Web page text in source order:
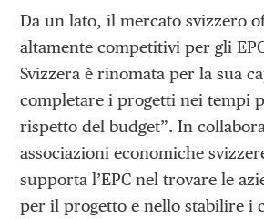
Da un lato, il mercato svizzero
altamente competitivi per gli
Svizzera è rinomata per la sua
completare i progetti nei tempi
rispetto del budget”. In
associazioni economiche
supporta l’EPC nel trovare le
per il progetto e nello stabilire i